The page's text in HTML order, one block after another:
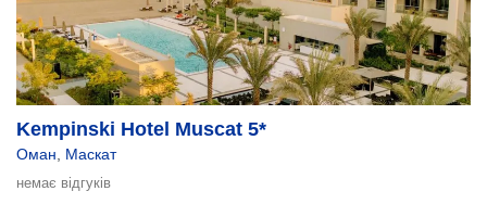
Kempinski Hotel Muscat 5*
Оман Маскат
немає відгуків